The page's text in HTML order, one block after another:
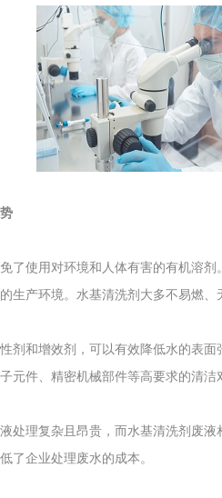
环保工程
VOCs废气治理
综合利用工程
了使用对环境和人体有害的有机溶
生产环境。水基清洗剂大多不易燃、
剂和增效剂，可以有效降低水的表
元件、精密机械部件等高要求的清洁
处理复杂且昂贵，而水基清洗剂废
了企业处理废水的成本。